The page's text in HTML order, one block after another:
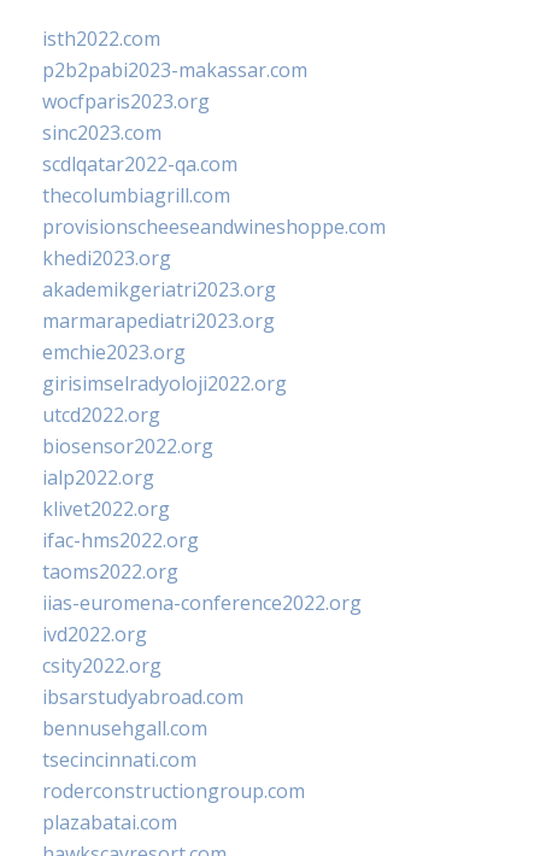
isth2022.com
p2b2pabi2023-makassar.com
wocfparis2023.org
sinc2023.com
scdlqatar2022-qa.com
thecolumbiagrill.com
provisionscheeseandwineshoppe.com
khedi2023.org
akademikgeriatri2023.org
marmarapediatri2023.org
emchie2023.org
girisimselradyoloji2022.org
utcd2022.org
biosensor2022.org
ialp2022.org
klivet2022.org
ifac-hms2022.org
taoms2022.org
iias-euromena-conference2022.org
ivd2022.org
csity2022.org
ibsarstudyabroad.com
bennusehgall.com
tsecincinnati.com
roderconstructiongroup.com
plazabatai.com